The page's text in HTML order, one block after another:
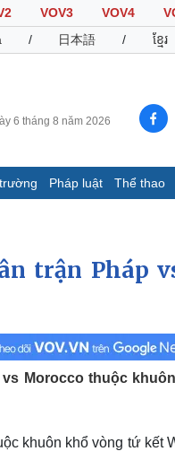
VOV3 VOV4
/ 日本語 / ខ្មែរ
6 tháng 8 năm 2026
Pháp luật Thể thao
sống đó đây
Ảnh
E-
Ô
trận Pháp
Morocco thuộc
khuôn khổ vòng tứ kết